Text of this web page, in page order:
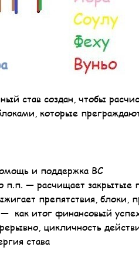
став создан, чтобы
которые
и поддержка ВС
п.п. — расчищает закрытые
препятствия, блоки,
как итог финансовый
цикличность
става